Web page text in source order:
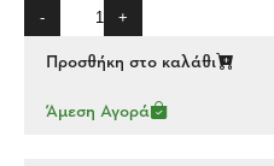
- +
Προσθήκη στο καλάθι
Άμεση Αγορά